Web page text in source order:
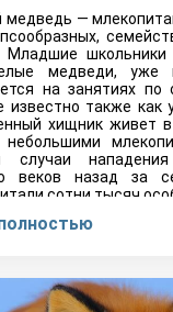
медведь —
Младшие
медведи, уже
на занятиях
известно также как
хищник живет
небольшими
случаи
веков назад за
сотни тысяч